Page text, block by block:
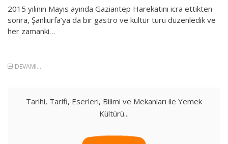
2015 yılının Mayıs ayında Gaziantep Harekatını icra ettikten
sonra, Şanlıurfa’ya da bir gastro ve kültür turu düzenledik ve
her zamanki…
DEVAMI...
Tarihi, Tarifi, Eserleri, Bilimi ve Mekanları ile Yemek
Kültürü...